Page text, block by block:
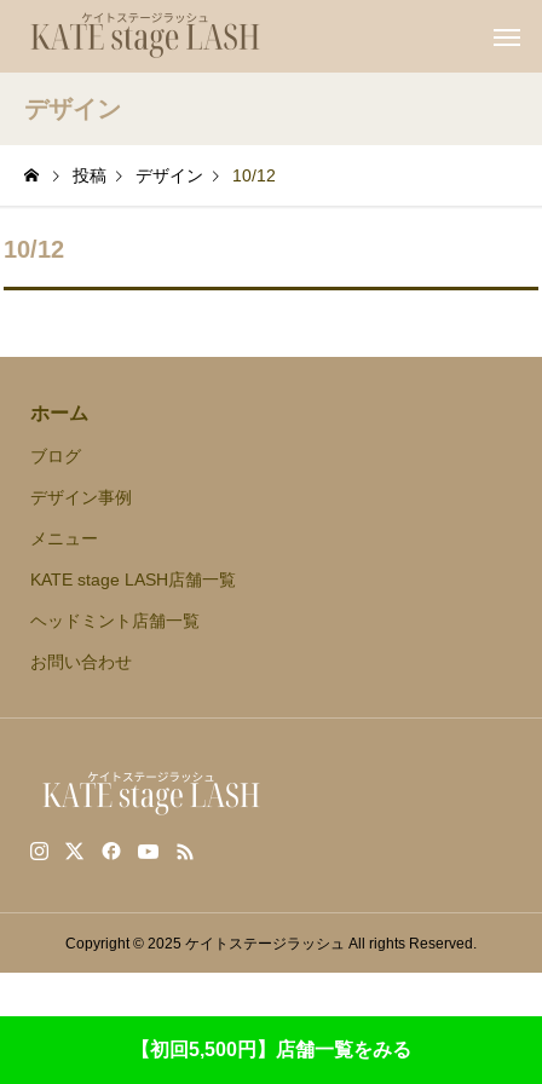
デザイン
投稿 デザイン 10/12
10/12
ホーム
ブログ
デザイン事例
メニュー
KATE stage LASH店舗一覧
ヘッドミント店舗一覧
お問い合わせ
Copyright © 2025 ケイトステージラッシュ All rights Reserved.
【初回5,500円】店舗一覧をみる